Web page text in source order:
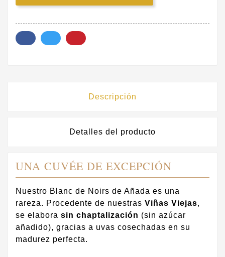
Descripción
Detalles del producto
UNA CUVÉE DE EXCEPCIÓN
Nuestro Blanc de Noirs de Añada es una
rareza. Procedente de nuestras Viñas Viejas,
se elabora sin chaptalización (sin azúcar
añadido), gracias a uvas cosechadas en su
madurez perfecta.